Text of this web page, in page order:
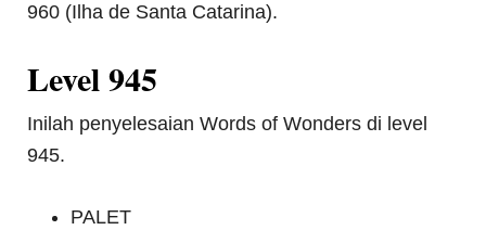
960 (Ilha de Santa Catarina).
Level 945
Inilah penyelesaian Words of Wonders di level
945.
PALET